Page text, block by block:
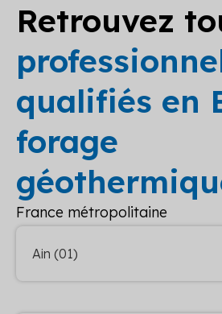
Retrouvez
qualifiés en
forage
France métropolitaine
Ain (01)